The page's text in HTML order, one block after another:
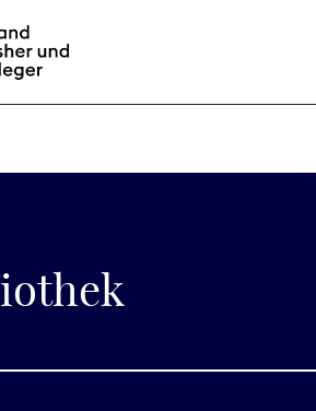
BDZVplus GmbH